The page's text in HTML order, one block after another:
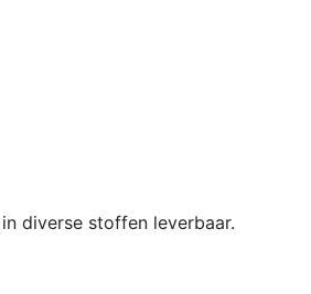
diverse stoffen leverbaar.